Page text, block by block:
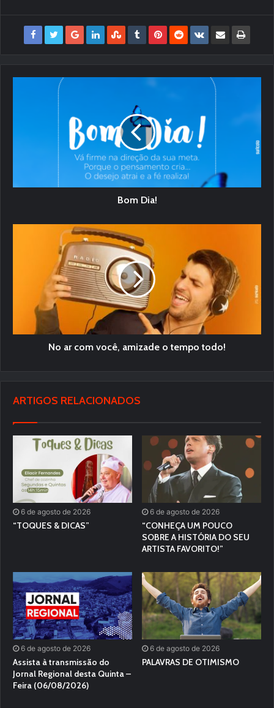
Bom Dia!
No ar com você, amizade o tempo todo!
ARTIGOS RELACIONADOS
6 de agosto de 2026
“TOQUES & DICAS”
6 de agosto de 2026
“CONHEÇA UM POUCO
SOBRE A HISTÓRIA DO SEU
ARTISTA FAVORITO!”
6 de agosto de 2026
Assista à transmissão do
Jornal Regional desta Quinta –
Feira (06/08/2026)
6 de agosto de 2026
PALAVRAS DE OTIMISMO